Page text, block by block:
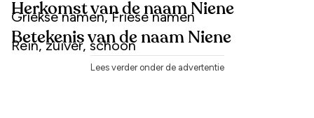
Herkomst van de naam Niene
Griekse namen, Friese namen
Betekenis van de naam Niene
Rein, zuiver, schoon
Lees verder onder de advertentie